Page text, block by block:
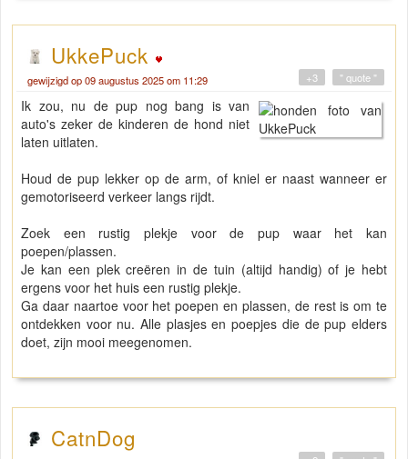
UkkePuck
gewijzigd op 09 augustus 2025 om 11:29 " quote "
+3
Ik zou, nu de pup nog bang is van
auto's zeker de kinderen de hond niet
laten uitlaten.
Houd de pup lekker op de arm, of kniel er naast wanneer er
gemotoriseerd verkeer langs rijdt.
Zoek een rustig plekje voor de pup waar het kan
poepen/plassen.
Je kan een plek creëren in de tuin (altijd handig) of je hebt
ergens voor het huis een rustig plekje.
Ga daar naartoe voor het poepen en plassen, de rest is om te
ontdekken voor nu. Alle plasjes en poepjes die de pup elders
doet, zijn mooi meegenomen.
CatnDog